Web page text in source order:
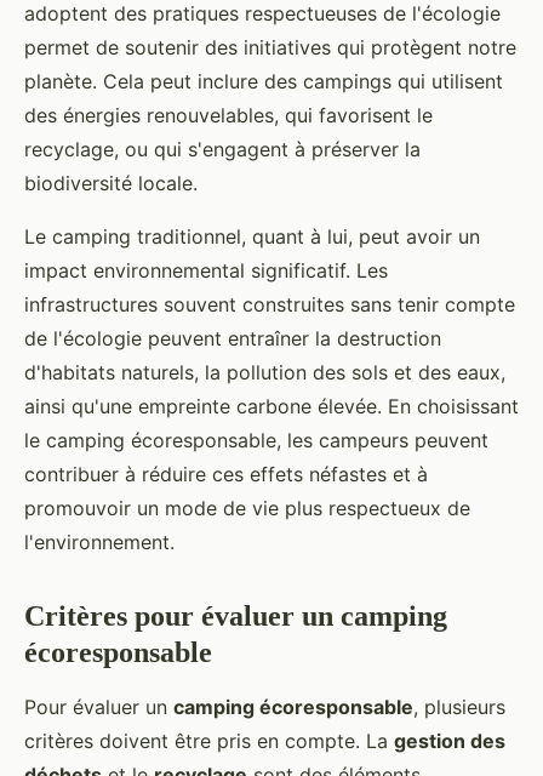
adoptent des pratiques respectueuses de l'écologie
permet de soutenir des initiatives qui protègent notre
planète. Cela peut inclure des campings qui utilisent
des énergies renouvelables, qui favorisent le
recyclage, ou qui s'engagent à préserver la
biodiversité locale.
Le camping traditionnel, quant à lui, peut avoir un
impact environnemental significatif. Les
infrastructures souvent construites sans tenir compte
de l'écologie peuvent entraîner la destruction
d'habitats naturels, la pollution des sols et des eaux,
ainsi qu'une empreinte carbone élevée. En choisissant
le camping écoresponsable, les campeurs peuvent
contribuer à réduire ces effets néfastes et à
promouvoir un mode de vie plus respectueux de
l'environnement.
Critères pour évaluer un camping
écoresponsable
Pour évaluer un camping écoresponsable, plusieurs
critères doivent être pris en compte. La gestion des